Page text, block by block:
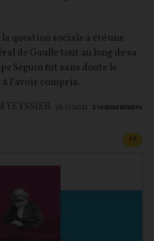
question sociale a été une
de Gaulle tout au long de sa
Séguin fut sans doute le
l’avoir compris.
TEYSSIER 26/11/2021 2commentaires
FP